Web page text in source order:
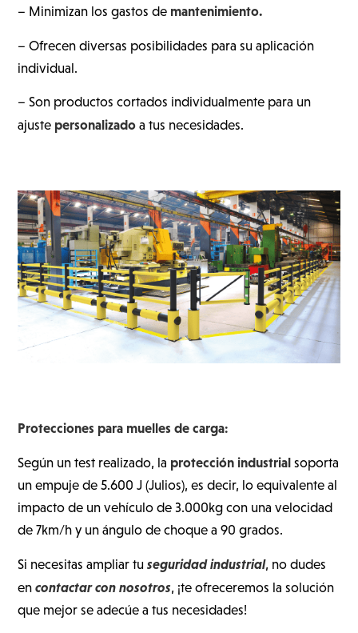
– Minimizan los gastos de mantenimiento.
– Ofrecen diversas posibilidades para su aplicación
individual.
– Son productos cortados individualmente para un
ajuste personalizado a tus necesidades.
Protecciones para muelles de carga:
Según un test realizado, la protección industrial soporta
un empuje de 5.600 J (Julios), es decir, lo equivalente al
impacto de un vehículo de 3.000kg con una velocidad
de 7km/h y un ángulo de choque a 90 grados.
Si necesitas ampliar tuseguridad industrial, no dudes
encontactar con nosotros, ¡te ofreceremos la solución
que mejor se adecúe a tus necesidades!